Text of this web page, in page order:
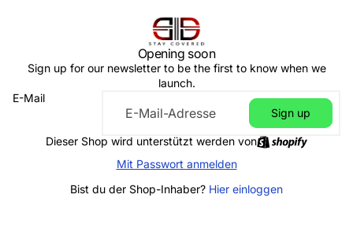
Opening soon
Sign up for our newsletter to be the first to know when we
launch.
E-Mail
Sign up
Dieser Shop wird unterstützt werden von
Mit Passwort anmelden
Bist du der Shop-Inhaber? Hier einloggen